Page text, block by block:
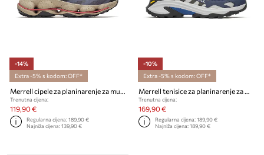
-14%
Extra -5% s kodom: OFF*
Merrell cipele za planinarenje za muškarce SPEEDARC MATIS
Trenutna cijena:
119,90 €
Regularna cijena:189,90 €
Najniža cijena:139,90 €
-10%
Extra -5% s kodom: OFF*
Merrell tenisice za planinarenje za muškarce MOAB SPEED 2 GORE-TEX
Trenutna cijena:
169,90 €
Regularna cijena:189,90 €
Najniža cijena:189,90 €